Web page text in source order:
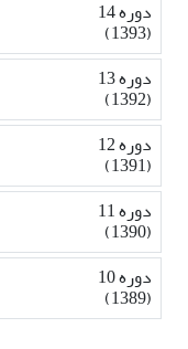
دوره 14
(1393)
دوره 13
(1392)
دوره 12
(1391)
دوره 11
(1390)
دوره 10
(1389)